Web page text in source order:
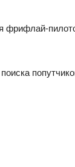
фрифлай-